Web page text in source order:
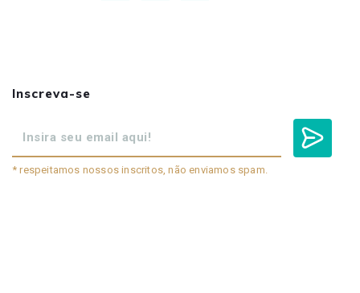
Inscreva-se
* respeitamos nossos inscritos, não enviamos spam.